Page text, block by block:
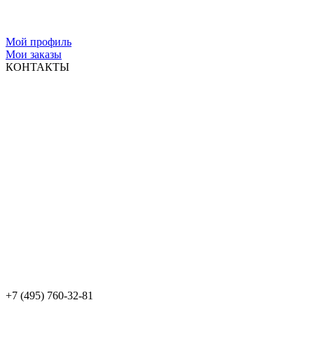
Мой профиль
Мои заказы
КОНТАКТЫ
+7 (495) 760-32-81